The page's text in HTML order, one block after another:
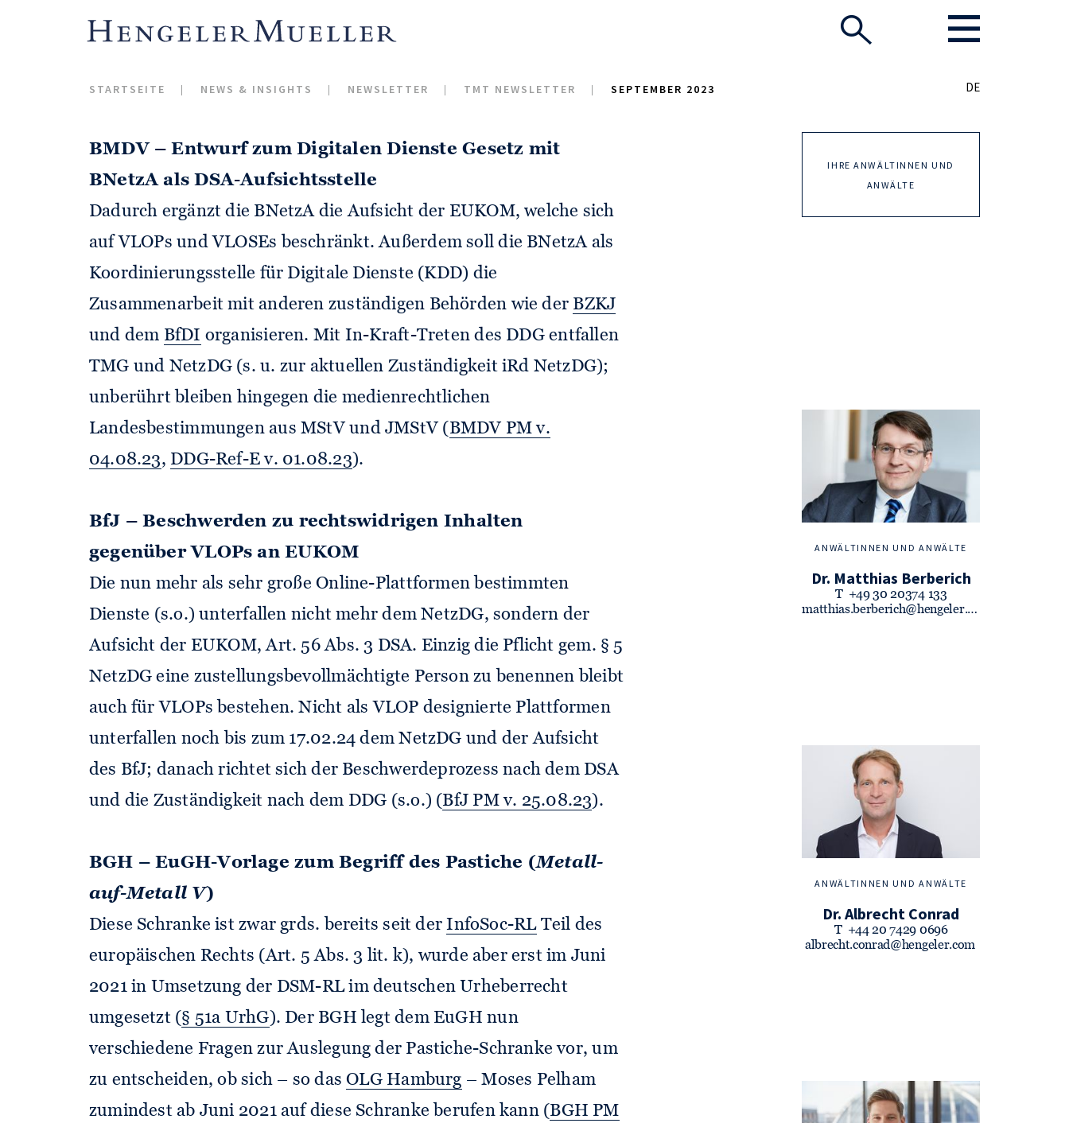
STARTSEITE NEWS & INSIGHTS NEWSLETTER TMT NEWSLETTER SEPTEMBER 2023 DE
IHRE ANWÄLTINNEN UND
ANWÄLTE
ANWÄLTINNEN UND ANWÄLTE
Dr. Matthias Berberich
T +49 30 20374 133
matthias.berberich@hengeler.com
ANWÄLTINNEN UND ANWÄLTE
Dr. Albrecht Conrad
T +44 20 7429 0696
albrecht.conrad@hengeler.com
Plattformdienste der Gatekeeper trotz Unter- bzw. Überschreitung
(EUKOM PM v. 06.09.23).
BMDV – Entwurf zum Digitalen Dienste Gesetz mit
BNetzA als DSA-Aufsichtsstelle
Dadurch ergänzt die BNetzA die Aufsicht der EUKOM, welche sich
auf VLOPs und VLOSEs beschränkt. Außerdem soll die BNetzA als
Koordinierungsstelle für Digitale Dienste (KDD) die
Zusammenarbeit mit anderen zuständigen Behörden wie der BZKJ
und dem BfDI organisieren. Mit In-Kraft-Treten des DDG entfallen
TMG und NetzDG (s. u. zur aktuellen Zuständigkeit iRd NetzDG);
unberührt bleiben hingegen die medienrechtlichen
Landesbestimmungen aus MStV und JMStV (BMDV PM v.
04.08.23, DDG-Ref-E v. 01.08.23).
BfJ – Beschwerden zu rechtswidrigen Inhalten
gegenüber VLOPs an EUKOM
Die nun mehr als sehr große Online-Plattformen bestimmten
Dienste (s.o.) unterfallen nicht mehr dem NetzDG, sondern der
Aufsicht der EUKOM, Art. 56 Abs. 3 DSA. Einzig die Pflicht gem. § 5
NetzDG eine zustellungsbevollmächtigte Person zu benennen bleibt
auch für VLOPs bestehen. Nicht als VLOP designierte Plattformen
unterfallen noch bis zum 17.02.24 dem NetzDG und der Aufsicht
des BfJ; danach richtet sich der Beschwerdeprozess nach dem DSA
und die Zuständigkeit nach dem DDG (s.o.) (BfJ PM v. 25.08.23).
BGH – EuGH-Vorlage zum Begriff des Pastiche (Metall-
auf-Metall V)
Diese Schranke ist zwar grds. bereits seit derInfoSoc-RLTeil des
europäischen Rechts (Art. 5 Abs. 3 lit. k), wurde aber erst im Juni
2021 in Umsetzung der DSM-RL im deutschen Urheberrecht
umgesetzt (§ 51a UrhG). Der BGH legt dem EuGH nun
verschiedene Fragen zur Auslegung der Pastiche-Schranke vor, um
zu entscheiden, ob sich – so dasOLG Hamburg – Moses Pelham
zumindest ab Juni 2021 auf diese Schranke berufen kann (BGH PM